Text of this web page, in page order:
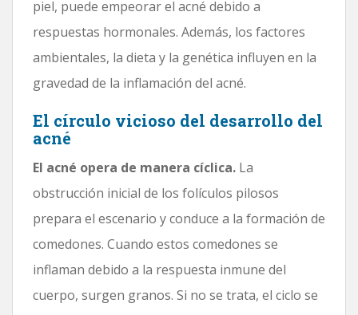
piel, puede empeorar el acné debido a
respuestas hormonales. Además, los factores
ambientales, la dieta y la genética influyen en la
gravedad de la inflamación del acné.
El círculo vicioso del desarrollo del
acné
El acné opera de manera cíclica. La
obstrucción inicial de los folículos pilosos
prepara el escenario y conduce a la formación de
comedones. Cuando estos comedones se
inflaman debido a la respuesta inmune del
cuerpo, surgen granos. Si no se trata, el ciclo se